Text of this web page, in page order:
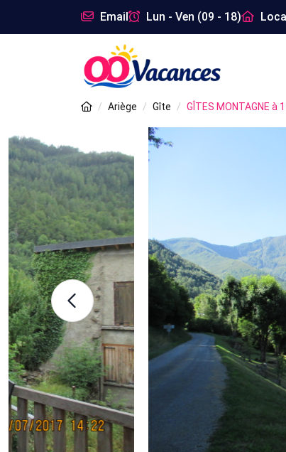
Email Lun - Ven (09 - 18)
Ariège Gîte GÎTES MONTAGNE à